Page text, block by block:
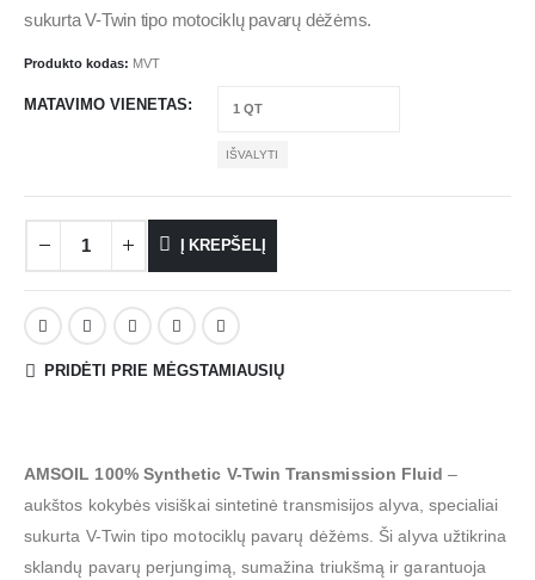
sukurta V-Twin tipo motociklų pavarų dėžėms.
Produkto kodas: MVT
MATAVIMO VIENETAS
IŠVALYTI
Į KREPŠELĮ
PRIDĖTI PRIE MĖGSTAMIAUSIŲ
AMSOIL 100% Synthetic V-Twin Transmission Fluid –
aukštos kokybės visiškai sintetinė transmisijos alyva, specialiai
sukurta V-Twin tipo motociklų pavarų dėžėms. Ši alyva užtikrina
sklandų pavarų perjungimą, sumažina triukšmą ir garantuoja